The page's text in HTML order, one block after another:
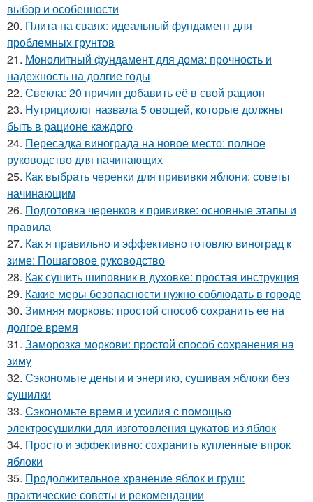
выбор и особенности
20. Плита на сваях: идеальный фундамент для
проблемных грунтов
21. Монолитный фундамент для дома: прочность и
надежность на долгие годы
22. Свекла: 20 причин добавить её в свой рацион
23. Нутрициолог назвала 5 овощей, которые должны
быть в рационе каждого
24. Пересадка винограда на новое место: полное
руководство для начинающих
25. Как выбрать черенки для прививки яблони: советы
начинающим
26. Подготовка черенков к прививке: основные этапы и
правила
27. Как я правильно и эффективно готовлю виноград к
зиме: Пошаговое руководство
28. Как сушить шиповник в духовке: простая инструкция
29. Какие меры безопасности нужно соблюдать в городе
30. Зимняя морковь: простой способ сохранить ее на
долгое время
31. Заморозка моркови: простой способ сохранения на
зиму
32. Сэкономьте деньги и энергию, сушивая яблоки без
сушилки
33. Сэкономьте время и усилия с помощью
электросушилки для изготовления цукатов из яблок
34. Просто и эффективно: сохранить купленные впрок
яблоки
35. Продолжительное хранение яблок и груш:
практические советы и рекомендации